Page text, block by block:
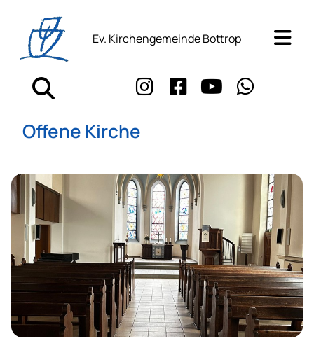
Ev. Kirchengemeinde Bottrop
Offene Kirche